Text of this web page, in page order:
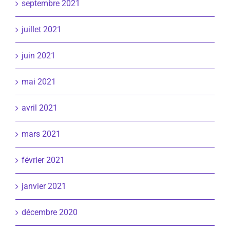
septembre 2021
juillet 2021
juin 2021
mai 2021
avril 2021
mars 2021
février 2021
janvier 2021
décembre 2020